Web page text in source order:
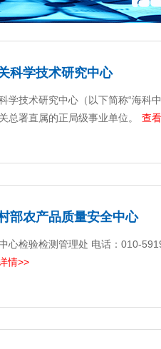
科学技术研究中心
学技术研究中心（以下简称“海科
总署直属的正局级事业单位。
查
部农产品质量安全中心
心检验检测管理处 电话：010-
情>>